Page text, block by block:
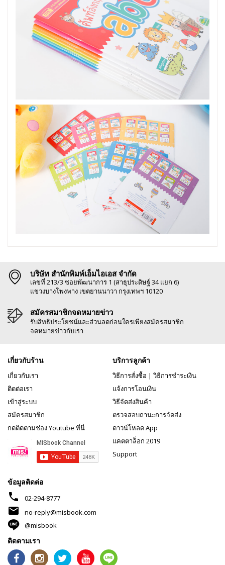
บริษัท สำนักพิมพ์เอ็มไอเอส จำกัด
เลขที่ 213/3 ซอยพัฒนาการ 1 (สาธุประดิษฐ์ 34 แยก 6)
แขวงบางโพงพาง เขตยานนาวา กรุงเทพฯ 10120
สมัครสมาชิกจดหมายข่าว
รับสิทธิประโยชน์และส่วนลดก่อนใครเพียงสมัครสมาชิก
จดหมายข่าวกับเรา
เกี่ยวกับร้าน
เกี่ยวกับเรา
ติดต่อเรา
เข้าสู่ระบบ
สมัครสมาชิก
กดติดตามช่อง Youtube ที่นี่
บริการลูกค้า
วิธีการสั่งซื้อ | วิธีการชำระเงิน
แจ้งการโอนเงิน
วิธีจัดส่งสินค้า
ตรวจสอบถานะการจัดส่ง
ดาวน์โหลด App
แคตตาล็อก 2019
Support
ข้อมูลติดต่อ
phone 02-294-8777
mail
no-reply@misbook.com
@misbook
ติดตามเรา